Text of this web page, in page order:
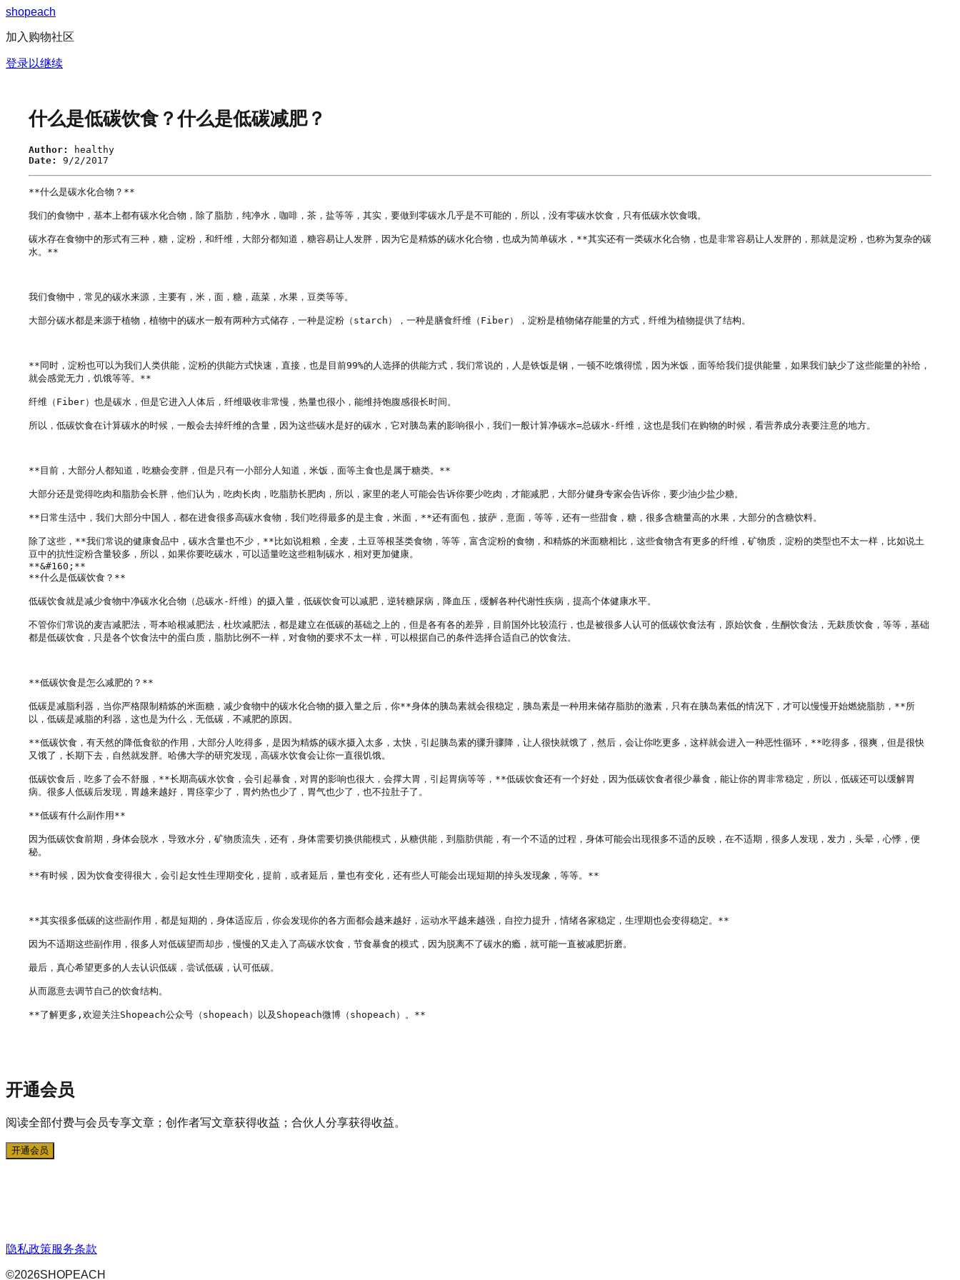
shopeach
加入购物社区
登录以继续
什么是低碳饮食？什么是低碳减肥？
Author:
healthy
Date:
9/2/2017
**什么是碳水化合物？**
我们的食物中，基本上都有碳水化合物，除了脂肪，纯净水，咖啡，茶，盐等等，其实，要做到零碳水几乎是不可能的，所以，没有零碳水饮食，只有低碳水饮食哦。
碳水存在食物中的形式有三种，糖，淀粉，和纤维，大部分都知道，糖容易让人发胖，因为它是精炼的碳水化合物，也成为简单碳水，**其实还有一类碳水化合物，也是非常容易让人发胖的，那就是淀粉，也称为复杂的碳
水。**
我们食物中，常见的碳水来源，主要有，米，面，糖，蔬菜，水果，豆类等等。
大部分碳水都是来源于植物，植物中的碳水一般有两种方式储存，一种是淀粉（starch），一种是膳食纤维（Fiber），淀粉是植物储存能量的方式，纤维为植物提供了结构。
**同时，淀粉也可以为我们人类供能，淀粉的供能方式快速，直接，也是目前99%的人选择的供能方式，我们常说的，人是铁饭是钢，一顿不吃饿得慌，因为米饭，面等给我们提供能量，如果我们缺少了这些能量的补给，
就会感觉无力，饥饿等等。**
纤维（Fiber）也是碳水，但是它进入人体后，纤维吸收非常慢，热量也很小，能维持饱腹感很长时间。
所以，低碳饮食在计算碳水的时候，一般会去掉纤维的含量，因为这些碳水是好的碳水，它对胰岛素的影响很小，我们一般计算净碳水=总碳水-纤维，这也是我们在购物的时候，看营养成分表要注意的地方。
**目前，大部分人都知道，吃糖会变胖，但是只有一小部分人知道，米饭，面等主食也是属于糖类。**
大部分还是觉得吃肉和脂肪会长胖，他们认为，吃肉长肉，吃脂肪长肥肉，所以，家里的老人可能会告诉你要少吃肉，才能减肥，大部分健身专家会告诉你，要少油少盐少糖。
**日常生活中，我们大部分中国人，都在进食很多高碳水食物，我们吃得最多的是主食，米面，**还有面包，披萨，意面，等等，还有一些甜食，糖，很多含糖量高的水果，大部分的含糖饮料。
除了这些，**我们常说的健康食品中，碳水含量也不少，**比如说粗粮，全麦，土豆等根茎类食物，等等，富含淀粉的食物，和精炼的米面糖相比，这些食物含有更多的纤维，矿物质，淀粉的类型也不太一样，比如说土
豆中的抗性淀粉含量较多，所以，如果你要吃碳水，可以适量吃这些粗制碳水，相对更加健康。
**&#160;**
**什么是低碳饮食？**
低碳饮食就是减少食物中净碳水化合物（总碳水-纤维）的摄入量，低碳饮食可以减肥，逆转糖尿病，降血压，缓解各种代谢性疾病，提高个体健康水平。
不管你们常说的麦吉减肥法，哥本哈根减肥法，杜坎减肥法，都是建立在低碳的基础之上的，但是各有各的差异，目前国外比较流行，也是被很多人认可的低碳饮食法有，原始饮食，生酮饮食法，无麸质饮食，等等，基础
都是低碳饮食，只是各个饮食法中的蛋白质，脂肪比例不一样，对食物的要求不太一样，可以根据自己的条件选择合适自己的饮食法。
**低碳饮食是怎么减肥的？**
低碳是减脂利器，当你严格限制精炼的米面糖，减少食物中的碳水化合物的摄入量之后，你**身体的胰岛素就会很稳定，胰岛素是一种用来储存脂肪的激素，只有在胰岛素低的情况下，才可以慢慢开始燃烧脂肪，**所
以，低碳是减脂的利器，这也是为什么，无低碳，不减肥的原因。
**低碳饮食，有天然的降低食欲的作用，大部分人吃得多，是因为精炼的碳水摄入太多，太快，引起胰岛素的骤升骤降，让人很快就饿了，然后，会让你吃更多，这样就会进入一种恶性循环，**吃得多，很爽，但是很快
又饿了，长期下去，自然就发胖。哈佛大学的研究发现，高碳水饮食会让你一直很饥饿。
低碳饮食后，吃多了会不舒服，**长期高碳水饮食，会引起暴食，对胃的影响也很大，会撑大胃，引起胃病等等，**低碳饮食还有一个好处，因为低碳饮食者很少暴食，能让你的胃非常稳定，所以，低碳还可以缓解胃
病。很多人低碳后发现，胃越来越好，胃痉挛少了，胃灼热也少了，胃气也少了，也不拉肚子了。
**低碳有什么副作用**
因为低碳饮食前期，身体会脱水，导致水分，矿物质流失，还有，身体需要切换供能模式，从糖供能，到脂肪供能，有一个不适的过程，身体可能会出现很多不适的反映，在不适期，很多人发现，发力，头晕，心悸，便
秘。
**有时候，因为饮食变得很大，会引起女性生理期变化，提前，或者延后，量也有变化，还有些人可能会出现短期的掉头发现象，等等。**
**其实很多低碳的这些副作用，都是短期的，身体适应后，你会发现你的各方面都会越来越好，运动水平越来越强，自控力提升，情绪各家稳定，生理期也会变得稳定。**
因为不适期这些副作用，很多人对低碳望而却步，慢慢的又走入了高碳水饮食，节食暴食的模式，因为脱离不了碳水的瘾，就可能一直被减肥折磨。
最后，真心希望更多的人去认识低碳，尝试低碳，认可低碳。
从而愿意去调节自己的饮食结构。
**了解更多,欢迎关注Shopeach公众号（shopeach）以及Shopeach微博（shopeach）。**
开通会员
阅读全部付费与会员专享文章；创作者写文章获得收益；合伙人分享获得收益。
开通会员
隐私政策服务条款
©2026SHOPEACH